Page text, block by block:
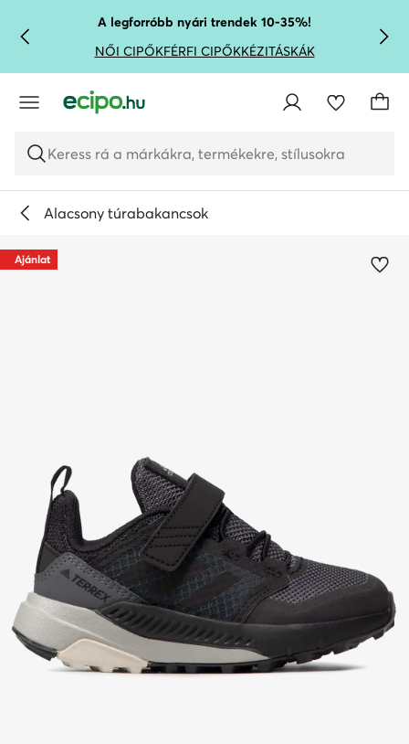
UGRÁS A FŐ TARTALOMRA
UGRÁS A KERESÉSHEZA legforróbb nyári trendek 10-35%!
NŐI CIPŐKFÉRFI CIPŐKKÉZITÁSKÁK
Keress rá a márkákra, termékekre, stílusokra
Alacsony túrabakancsok
Ajánlat